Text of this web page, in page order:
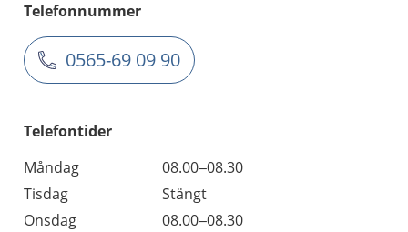
Telefonnummer
0565-69 09 90
Telefontider
Måndag
08.00–08.30
Tisdag
Stängt
Onsdag
08.00–08.30